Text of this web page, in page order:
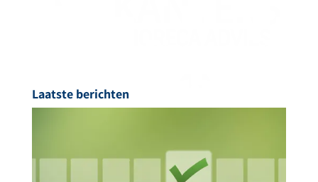
Laatste berichten